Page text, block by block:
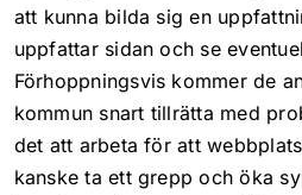
att kunna bilda sig en
uppfattar sidan och se
Förhoppningsvis kommer de
kommun snart tillrätta med
det att arbeta för att
kanske ta ett grepp och öka